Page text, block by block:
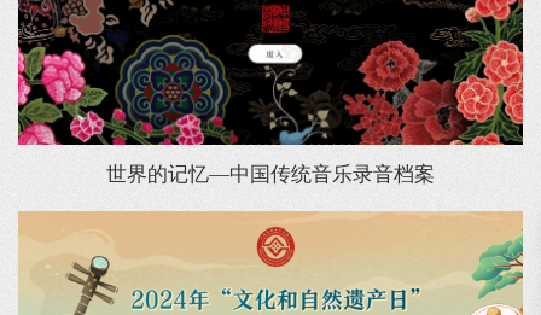
世界的记忆—中国传统音乐录音档案